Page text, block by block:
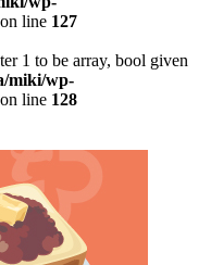
on line 127
1 to be array, bool given
miki/wp-
on line 128